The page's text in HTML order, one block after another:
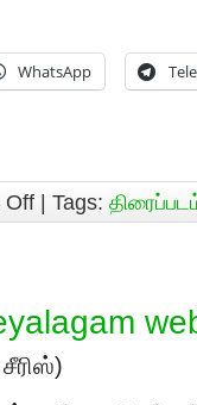
WhatsApp
Off | Tags: